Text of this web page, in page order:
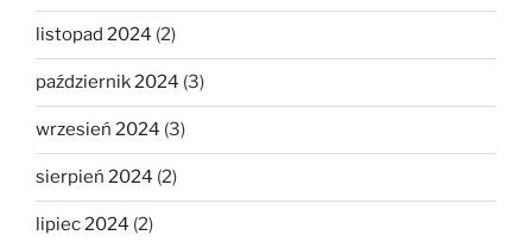
listopad 2024 (2)
październik 2024 (3)
wrzesień 2024 (3)
sierpień 2024 (2)
lipiec 2024 (2)